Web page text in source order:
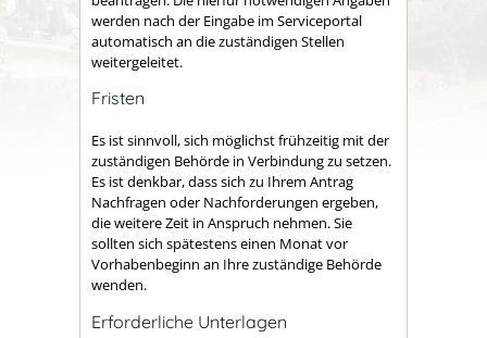
werden nach der Eingabe im Serviceportal
automatisch an die zuständigen Stellen
weitergeleitet.
Fristen
Es ist sinnvoll, sich möglichst frühzeitig mit der
zuständigen Behörde in Verbindung zu setzen.
Es ist denkbar, dass sich zu Ihrem Antrag
Nachfragen oder Nachforderungen ergeben,
die weitere Zeit in Anspruch nehmen. Sie
sollten sich spätestens einen Monat vor
Vorhabenbeginn an Ihre zuständige Behörde
wenden.
Erforderliche Unterlagen